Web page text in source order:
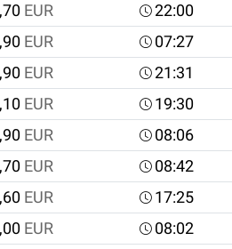
EUR
22:00
EUR
07:27
EUR
21:31
EUR
19:30
EUR
08:06
EUR
08:42
EUR
17:25
EUR 08:02